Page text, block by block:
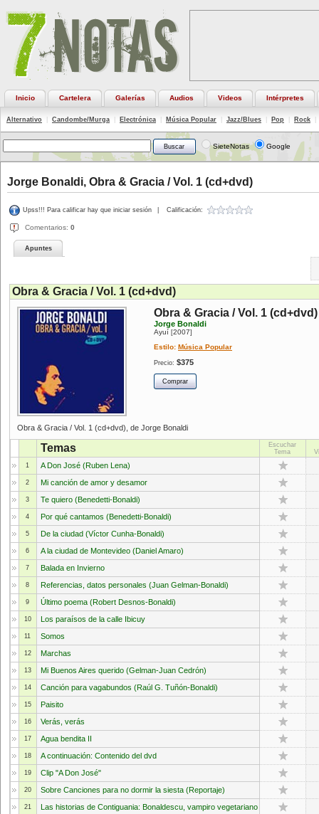
Inicio Cartelera Galerías Audios Videos Intérpretes
Alternativo Candombe/Murga Electrónica Música Popular Jazz/Blues Pop Rock
SieteNotas Google
Jorge Bonaldi, Obra & Gracia / Vol. 1 (cd+dvd)
Upss!!! Para calificar hay que iniciar sesión Calificación:
Comentarios: 0
Apuntes
Obra & Gracia / Vol. 1 (cd+dvd)
Obra & Gracia / Vol. 1 (cd+dvd)
Jorge Bonaldi
Ayuí [2007]
Estilo: Música Popular
Precio: $375
Obra & Gracia / Vol. 1 (cd+dvd), de Jorge Bonaldi
Temas
Escuchar
Tema
1
A Don José (Ruben Lena)
2 Mi canción de amor y desamor
3 Te quiero (Benedetti-Bonaldi)
4 Por qué cantamos (Benedetti-Bonaldi)
5 De la ciudad (Víctor Cunha-Bonaldi)
6 A la ciudad de Montevideo (Daniel Amaro)
7 Balada en Invierno
8 Referencias, datos personales (Juan Gelman-Bonaldi)
9 Último poema (Robert Desnos-Bonaldi)
10 Los paraísos de la calle Ibicuy
11 Somos
12 Marchas
13 Mi Buenos Aires querido (Gelman-Juan Cedrón)
14 Canción para vagabundos (Raúl G. Tuñón-Bonaldi)
15 Paisito
16 Verás, verás
17 Agua bendita II
18 A continuación: Contenido del dvd
19 Clip "A Don José"
20 Sobre Canciones para no dormir la siesta (Reportaje)
21 Las historias de Contiguania: Bonaldescu, vampiro vegetariano